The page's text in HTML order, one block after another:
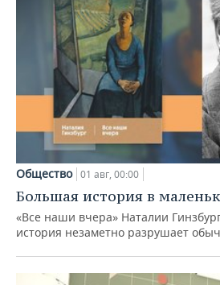
Общество 01 авг, 00:00
Большая история в
«Все наши вчера» Наталии
история незаметно разрушает